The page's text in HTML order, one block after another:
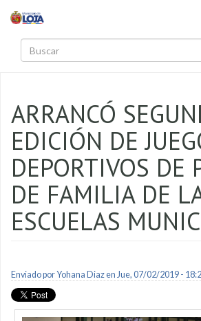
ARRANCÓ
EDICIÓN DE
DEPORTIVOS DE
DE FAMILIA DE
ESCUELAS
Enviado porYohana Diazen Jue, 07/02/2019 -